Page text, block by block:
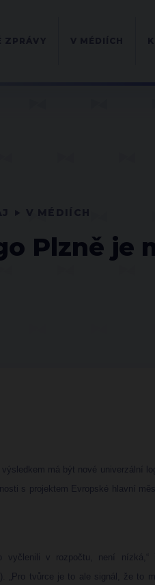
Plzně je
má být nové univerzální
s projektem Evropské hlavní
vyčlenili v rozpočtu, není nízká,“
„Pro tvůrce je to ale signál, že to